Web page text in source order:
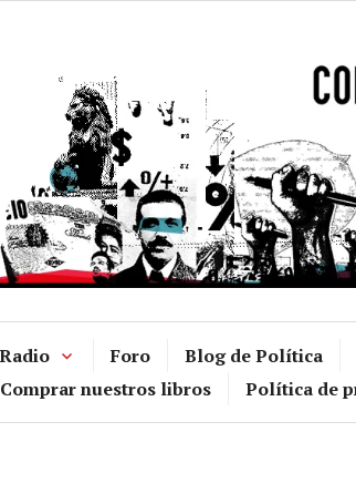
Radio Foro Blog de Política
Comprar nuestros libros
Política de